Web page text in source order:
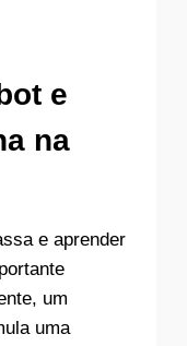
e
na
e aprender
um
uma